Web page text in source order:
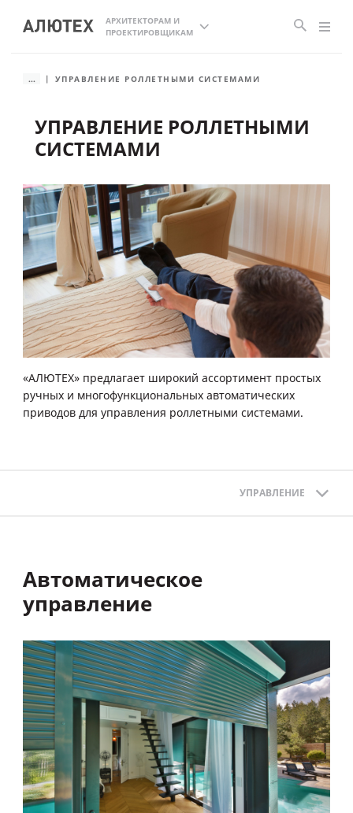
АРХИТЕКТОРАМ И
ПРОЕКТИРОВЩИКАМ
УПРАВЛЕНИЕ РОЛЛЕТНЫМИ
СИСТЕМАМИ
«АЛЮТЕХ» предлагает широкий ассортимент простых
ручных и многофункциональных автоматических
приводов для управления роллетными системами.
... УПРАВЛЕНИЕ РОЛЛЕТНЫМИ СИСТЕМАМИ
УПРАВЛЕНИЕ
Автоматическое
управление